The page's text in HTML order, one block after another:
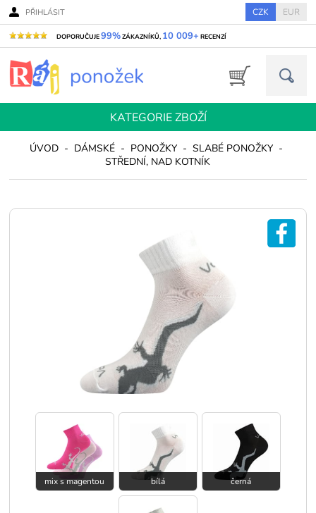
PŘIHLÁSIT CZK EUR
DOPORUČUJE99%ZÁKAZNÍKŮ, 10 009+ RECENZÍ
KATEGORIE ZBOŽÍ
ÚVOD - DÁMSKÉ - PONOŽKY - SLABÉ PONOŽKY -
STŘEDNÍ, NAD KOTNÍK
mix s magentou bílá černá